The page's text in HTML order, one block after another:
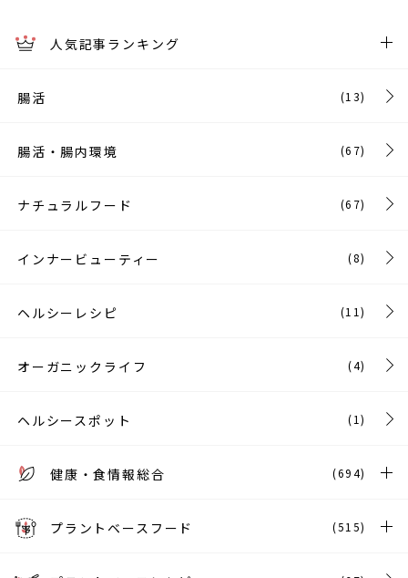
人気記事ランキング
腸活 (13)
腸活・腸内環境 (67)
ナチュラルフード (67)
インナービューティー (8)
ヘルシーレシピ (11)
オーガニックライフ (4)
ヘルシースポット (1)
健康・食情報総合 (694)
プラントベースフード (515)